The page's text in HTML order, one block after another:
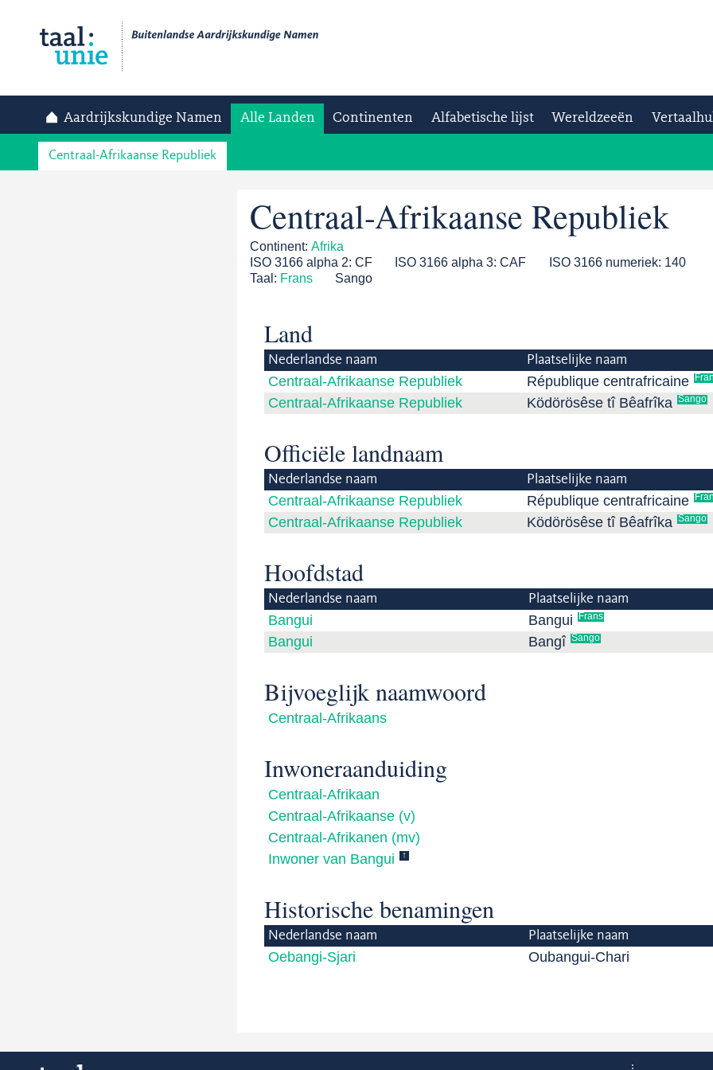
Aardrijkskundige Namen Alle Landen Continenten Alfabetische lijst Wereldzeeën
Centraal-Afrikaanse Republiek
Centraal-Afrikaanse Republiek
Continent: Afrika
ISO 3166 alpha 2: CF ISO 3166 alpha 3:CAF ISO 3166 numeriek: 140
Taal: Frans Sango
Land
Nederlandse naam Plaatselijke naam
Centraal-Afrikaanse Republiek République centrafricaine
Centraal-Afrikaanse Republiek Ködörösêse tî Bêafrîka Sango
Officiële landnaam
Nederlandse naam Plaatselijke naam
Centraal-Afrikaanse Republiek République centrafricaine
Centraal-Afrikaanse Republiek Ködörösêse tî Bêafrîka Sango
Hoofdstad
Nederlandse naam Plaatselijke naam
Bangui Bangui Frans
Bangui Bangî Sango
Bijvoeglijk naamwoord
Centraal-Afrikaans
Inwoneraanduiding
Centraal-Afrikaan
Centraal-Afrikaanse (v)
Centraal-Afrikanen (mv)
Inwoner van Bangui
↑
Historische benamingen
Nederlandse naam Plaatselijke naam
Oebangi-Sjari Oubangui-Chari